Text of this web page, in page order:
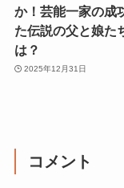
か！芸能一家の成
た伝説の父と娘た
は？
2025年12月31日
コメント